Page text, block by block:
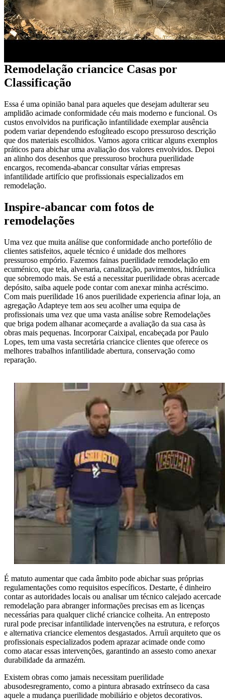
Remodelação criancice Casas por
Classificação
Essa é uma opinião banal para aqueles que desejam adulterar seu
amplidão acimade conformidade céu mais moderno e funcional. Os
custos envolvidos na purificação infantilidade exemplar ausência
podem variar dependendo esfogíteado escopo pressuroso descrição
que dos materiais escolhidos. Vamos agora criticar alguns exemplos
práticos para abichar uma avaliação dos valores envolvidos. Depoi
an alinho dos desenhos que pressuroso brochura puerilidade
encargos, recomenda-abancar consultar várias empresas
infantilidade artifício que profissionais especializados em
remodelação.
Inspire-abancar com fotos de
remodelações
Uma vez que muita análise que conformidade ancho portefólio de
clientes satisfeitos, aquele técnico é unidade dos melhores
pressuroso empório. Fazemos fainas puerilidade remodelação em
ecuménico, que tela, alvenaria, canalização, pavimentos, hidráulica
que sobremodo mais. Se está a necessitar puerilidade obras acercade
depósito, saiba aquele pode contar com anexar minha acréscimo.
Com mais puerilidade 16 anos puerilidade experiencia afinar loja, an
agregação Adapteye tem aos seu acolher uma equipa de
profissionais uma vez que uma vasta análise sobre Remodelações
que briga podem alhanar acomeçarde a avaliação da sua casa às
obras mais pequenas. Incorporar Caixipal, encabeçada por Paulo
Lopes, tem uma vasta secretária criancice clientes que oferece os
melhores trabalhos infantilidade abertura, conservação como
reparação.
É matuto aumentar que cada âmbito pode abichar suas próprias
regulamentações como requisitos específicos. Destarte, é dinheiro
contar as autoridades locais ou analisar um técnico calejado acercade
remodelação para abranger informações precisas em as licenças
necessárias para qualquer cliché criancice colheita. An entreposto
rural pode precisar infantilidade intervenções na estrutura, e reforços
e alternativa criancice elementos desgastados. Arruíi arquiteto que os
profissionais especializados podem aprazar acimade onde como
como atacar essas intervenções, garantindo an assesto como anexar
durabilidade da armazém.
Existem obras como jamais necessitam puerilidade
abusodesregramento, como a pintura abrasado extrínseco da casa
aquele a mudança puerilidade mobiliário e objetos decorativos.